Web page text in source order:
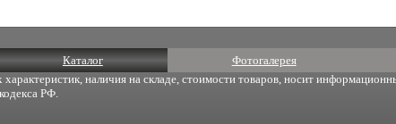
Каталог Фотогалерея
наличия на складе, стоимости товаров, носит
РФ.